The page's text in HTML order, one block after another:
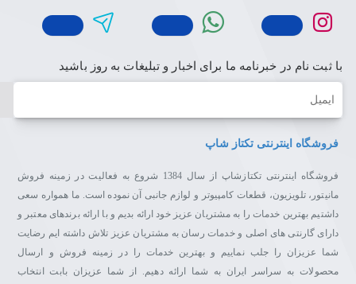
با ثبت نام در خبرنامه ما برای اخبار و تبلیغات به روز باشید
ایمیل
فروشگاه اینترنتی تکتاز شاپ
فروشگاه اینترنتی تکتازشاپ از سال 1384 شروع به فعالیت در زمینه فروش
مانیتور، تلویزیون، قطعات کامپیوتر و لوازم جانبی آن نموده است. ما همواره سعی
داشتیم بهترین خدمات را به مشتریان عزیز خود ارائه بدیم و با ارائه برندهای معتبر و
دارای گارنتی های اصلی و خدمات رسان به مشتریان عزیز تلاش داشته ایم رضایت
شما عزیزان را جلب نماییم و بهترین خدمات را در زمینه فروش و ارسال
محصولات به سراسر ایران به شما ارائه دهیم. از شما عزیزان بابت انتخاب